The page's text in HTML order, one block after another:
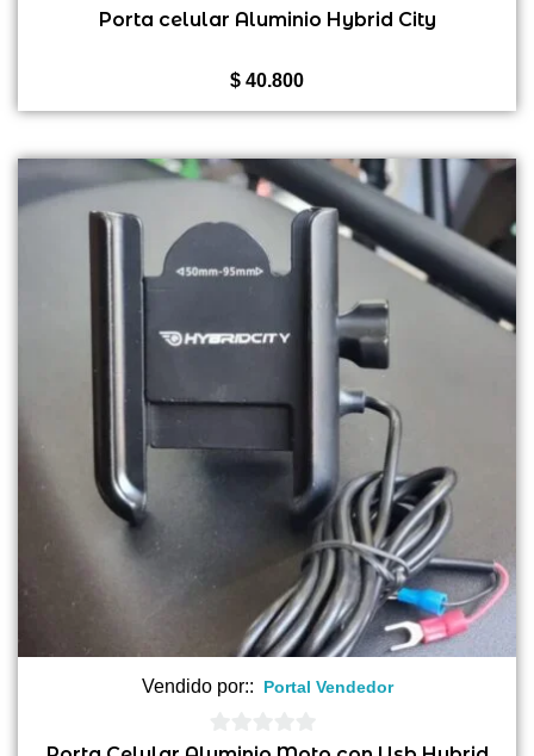
0
Porta celular Aluminio Hybrid City
$ 40.800
Vendido por:: Portal Vendedor
0